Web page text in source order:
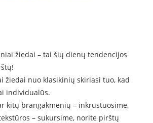
žiedai – tai šių dienų tendencijos
!
žiedai nuo klasikinių skiriasi tuo, kad
individualūs.
kitų brangakmenių – inkrustuosime,
– sukursime, norite pirštų